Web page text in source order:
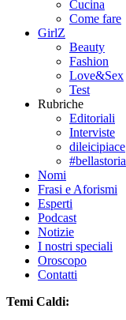
Cucina
Come fare
GirlZ
Beauty
Fashion
Love&Sex
Test
Rubriche
Editoriali
Interviste
dileicipiace
#bellastoria
Nomi
Frasi e Aforismi
Esperti
Podcast
Notizie
I nostri speciali
Oroscopo
Contatti
Temi Caldi: